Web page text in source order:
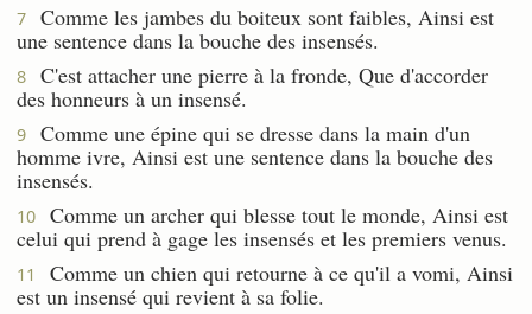
7
Comme les jambes du boiteux sont faibles, Ainsi est
une sentence dans la bouche des insensés.
8
C'est attacher une pierre à la fronde, Que d'accorder
des honneurs à un insensé.
9
Comme une épine qui se dresse dans la main d'un
homme ivre, Ainsi est une sentence dans la bouche des
insensés.
10
Comme un archer qui blesse tout le monde, Ainsi est
celui qui prend à gage les insensés et les premiers venus.
11
Comme un chien qui retourne à ce qu'il a vomi, Ainsi
est un insensé qui revient à sa folie.